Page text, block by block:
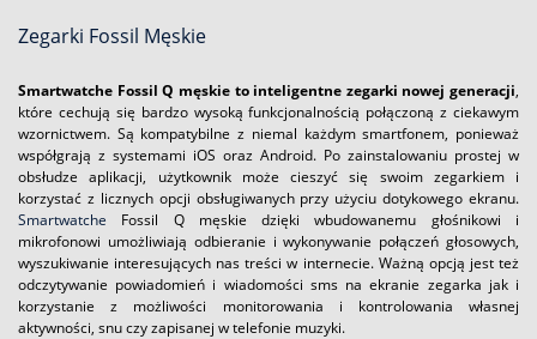
Zegarki Fossil Męskie
Smartwatche Fossil Q męskie to inteligentne zegarki nowej generacji,
które cechują się bardzo wysoką funkcjonalnością połączoną z ciekawym
wzornictwem. Są kompatybilne z niemal każdym smartfonem, ponieważ
współgrają z systemami iOS oraz Android. Po zainstalowaniu prostej w
obsłudze aplikacji, użytkownik może cieszyć się swoim zegarkiem i
korzystać z licznych opcji obsługiwanych przy użyciu dotykowego ekranu.
Smartwatche Fossil Q męskie dzięki wbudowanemu głośnikowi i
mikrofonowi umożliwiają odbieranie i wykonywanie połączeń głosowych,
wyszukiwanie interesujących nas treści w internecie. Ważną opcją jest też
odczytywanie powiadomień i wiadomości sms na ekranie zegarka jak i
korzystanie z możliwości monitorowania i kontrolowania własnej
aktywności, snu czy zapisanej w telefonie muzyki.